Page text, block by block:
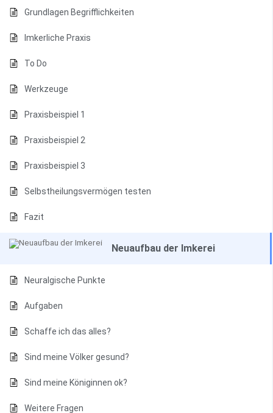
Grundlagen Begrifflichkeiten
Imkerliche Praxis
To Do
Werkzeuge
Praxisbeispiel 1
Praxisbeispiel 2
Praxisbeispiel 3
Selbstheilungsvermögen testen
Fazit
Neuaufbau der Imkerei
Neuralgische Punkte
Aufgaben
Schaffe ich das alles?
Sind meine Völker gesund?
Sind meine Königinnen ok?
Weitere Fragen